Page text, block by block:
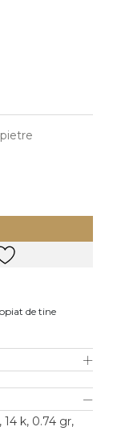
Vezi toate
de tine
14 k, 0.74 gr,